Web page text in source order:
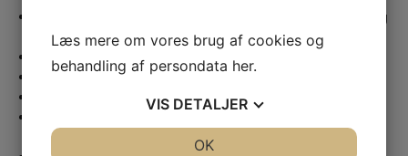
- rådgivning, installation og
vedligeholdelse
Gaskedler
og gasfyr
- montering og regelmæssig service
Oliefyr- serviceeftersyn og udskiftning
- tilslutning og justering
forbedringer
Læs mere om vores brug af cookies og
behandling af persondata her.
VIS DETALJER
OK